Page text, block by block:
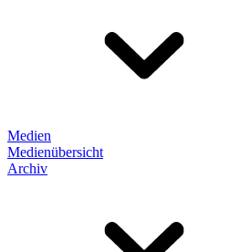
Medien
Medienübersicht
Archiv